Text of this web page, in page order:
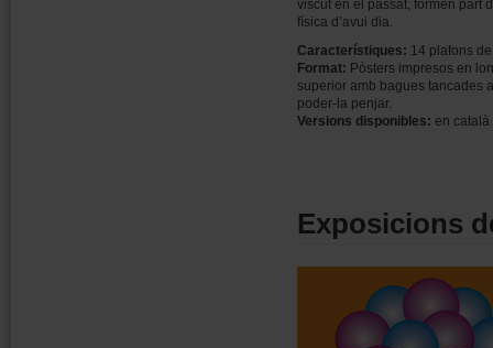
viscut en el passat, formen part
física d’avui dia.
Característiques: 14 plafons
Format: Pòsters impresos en
superior amb bagues tancades
poder-la penjar.
Versions disponibles: en català
Exposicions